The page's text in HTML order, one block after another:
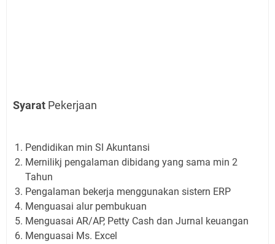
Syarat Pekerjaan
Pendidikan min Sl Akuntansi
Mernilikj pengalaman dibidang yang sama min 2
Tahun
Pengalaman bekerja menggunakan sistern ERP
Menguasai alur pembukuan
Menguasai AR/AP, Petty Cash dan Jurnal keuangan
Menguasai Ms. Excel